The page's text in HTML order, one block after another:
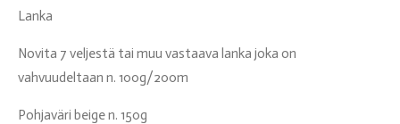
Lanka
Novita 7 veljestä tai muu vastaava lanka joka on
vahvuudeltaan n. 100g/200m
Pohjaväri beige n. 150g